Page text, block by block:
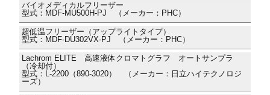
バイオメディカルフリーザー
型式：MDF-MU500H-PJ （メーカー：PHC）
超低温フリーザー（アップライトタイプ）
型式：MDF-DU302VX-PJ （メーカー：PHC）
Lachrom ELITE 高速液体クロマトグラフ オートサンプラ
（冷却付）
型式：L-2200（890-3020） （メーカー：日立ハイテクノロジ
ーズ）